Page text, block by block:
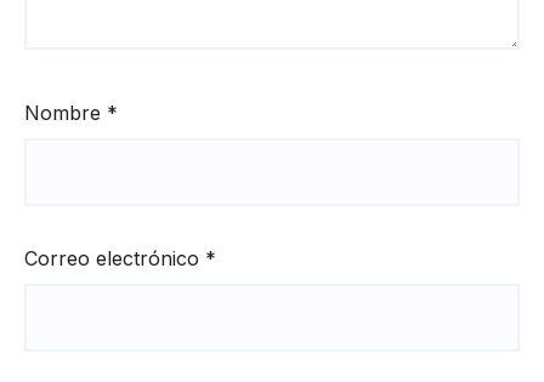
Nombre *
Correo electrónico *